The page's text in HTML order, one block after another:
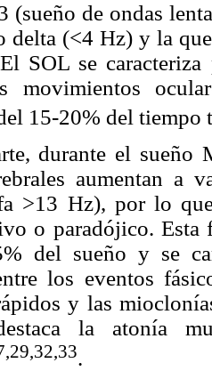
(sueño de ondas
delta (<4 Hz) y la
SOL se
movimientos
15-20% del tiempo
durante el sueño
aumentan a
>13 Hz), por lo
o paradójico. Esta
del sueño y se
los eventos
y las
la atonía
.